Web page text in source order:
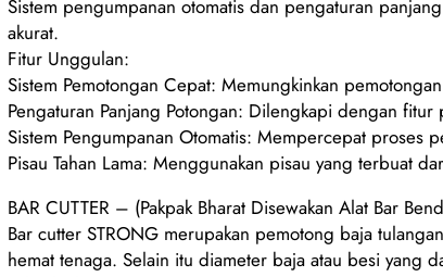
Sistem pengumpanan otomatis dan pengaturan
akurat.
Fitur Unggulan:
Sistem Pemotongan Cepat: Memungkinkan
Pengaturan Panjang Potongan: Dilengkapi dengan
Sistem Pengumpanan Otomatis: Mempercepat proses
Pisau Tahan Lama: Menggunakan pisau yang terbuat
BAR CUTTER – (Pakpak Bharat Disewakan Alat Bar
Bar cutter STRONG merupakan pemotong baja
hemat tenaga. Selain itu diameter baja atau besi